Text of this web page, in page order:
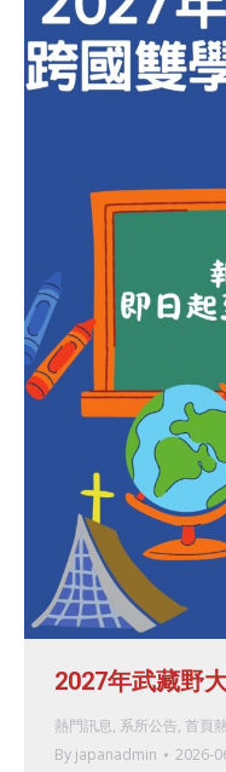
2027年武藏野
熱門訊息, 系所公告, 首頁
By japanadmin 2026-